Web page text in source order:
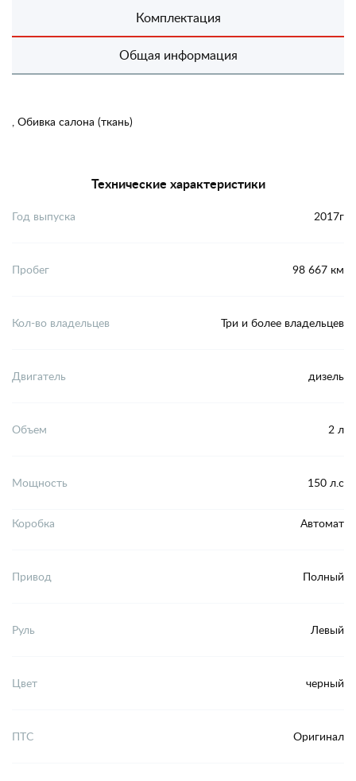
Комплектация
Общая информация
, Обивка салона (ткань)
Технические характеристики
Год выпуска 2017г
Пробег 98 667 км
Кол-во владельцев Три и более владельцев
Двигатель дизель
Объем 2 л
Мощность 150 л.с
Коробка Автомат
Привод Полный
Руль Левый
Цвет черный
ПТС Оригинал